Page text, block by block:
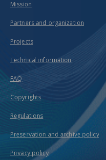
Mission
Partners and organization
Projects
Technical information
FAQ
Copyrights
Regulations
Preservation and archive policy
Privacy policy